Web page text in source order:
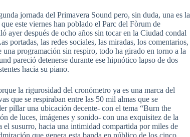
jornada del Primavera Sound pero, sin duda, una es la
este viernes han poblado el Parc del Fòrum de
ayer después de ocho años sin tocar en la Ciudad condal
portadas, las redes sociales, las miradas, los comentarios,
programación sin respiro, todo ha girado en torno a la
pareció detenerse durante ese hipnótico lapso de dos
hacia su piano.
la rigurosidad del cronómetro ya es una marca del
que se respiraban entre las 50 mil almas que se
pillar una ubicación decente- con el tema “Burn the
de luces, imágenes y sonido- con una exquisitez de la
susurro, hacia una intimidad compartida por miles de
que genera esta banda en público de los cinco